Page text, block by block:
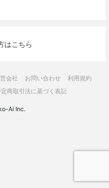
はこちら
会社 お問い合わせ
利用規約
商取引法に基づく表記
Ai Inc.